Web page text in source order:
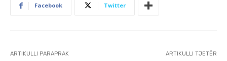
Facebook Twitter
ARTIKULLI PARAPRAK ARTIKULLI TJETËR